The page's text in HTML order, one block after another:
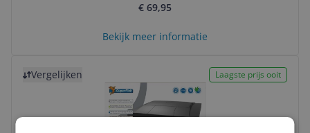
€ 69,95
Bekijk meer informatie
Vergelijken Laagste prijs ooit